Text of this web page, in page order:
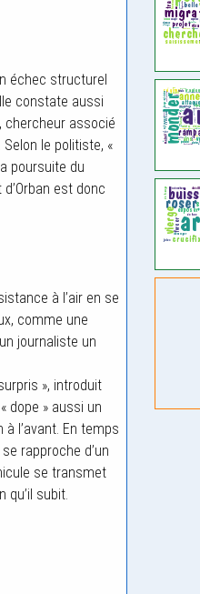
échec structurel
constate aussi
chercheur associé
le politiste, «
poursuite du
est donc
à l’air en se
comme une
journaliste un
», introduit
dope » aussi un
l’avant. En temps
rapproche d’un
se transmet
qu’il subit.